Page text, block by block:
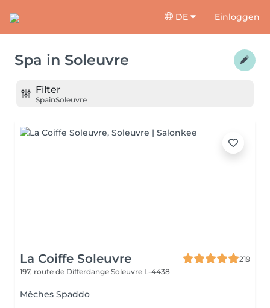
DE Einloggen
Spa in Soleuvre
Filter
SpainSoleuvre
La Coiffe Soleuvre
219
197, route de Differdange Soleuvre L-4438
Mêches Spaddo